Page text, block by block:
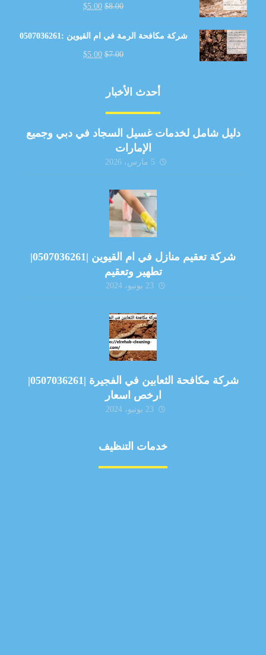
$8.00
$5.00
شركة مكافحة الرمة في ام القيوين :0507036261
$7.00
$5.00
أحدث الأخبار
دليل شامل لخدمات غسيل السجاد في دبي وجميع
الإمارات
5 مارس، 2026
شركة تعقيم منازل في ام القيوين |0507036261|
تطهير وتعقيم
23 يونيو، 2024
شركة مكافحة الثعابين في الفجيرة |0507036261|
ارخص اسعار
23 يونيو، 2024
خدمات التنظيف